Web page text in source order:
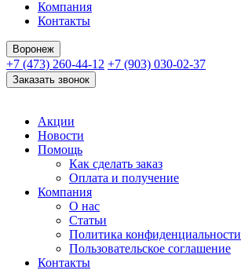
Компания
Контакты
Воронеж
+7 (473) 260-44-12 +7 (903) 030-02-37
Заказать звонок
Акции
Новости
Помощь
Как сделать заказ
Оплата и получение
Компания
О нас
Статьи
Политика конфиденциальности
Пользовательское соглашение
Контакты